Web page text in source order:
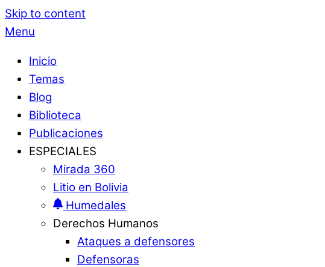
Skip to content
Menu
Inicio
Temas
Blog
Biblioteca
Publicaciones
ESPECIALES
Mirada 360
Litio en Bolivia
Humedales
Derechos Humanos
Ataques a defensores
Defensoras